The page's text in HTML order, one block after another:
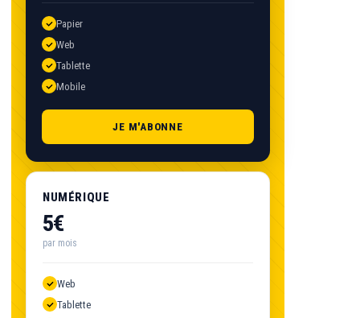
Papier
Web
Tablette
Mobile
JE M'ABONNE
NUMÉRIQUE
5€
par mois
Web
Tablette